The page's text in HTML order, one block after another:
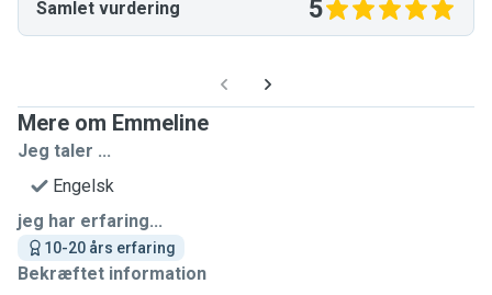
Samlet vurdering 5
Mere om Emmeline
Jeg taler ...
Engelsk
jeg har erfaring...
10-20 års erfaring
Bekræftet information